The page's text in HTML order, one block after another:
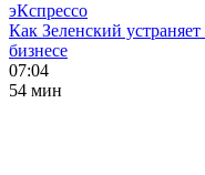
эКспрессо
Как Зеленский
бизнесе
07:04
54 мин